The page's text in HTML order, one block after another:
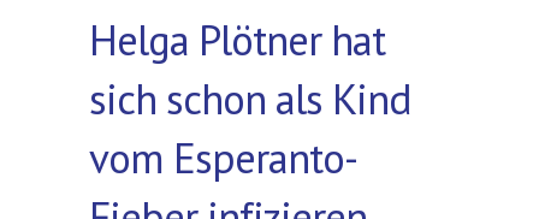
Helga Plötner hat
sich schon als Kind
vom Esperanto-